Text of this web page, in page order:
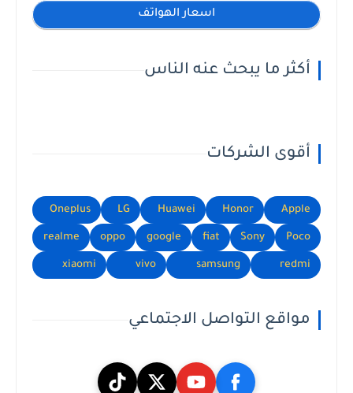
اسعار الهواتف
أكثر ما يبحث عنه الناس
أقوى الشركات
Apple
Honor
Huawei
LG
Oneplus
Poco
Sony
fiat
google
oppo
realme
redmi
samsung
vivo
xiaomi
مواقع التواصل الاجتماعي